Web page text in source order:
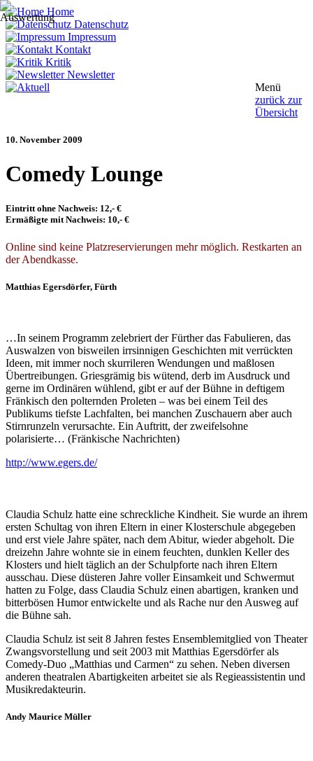
Home
Datenschutz
Impressum
Kontakt
Kritik
Newsletter
Menü
zurück zur
Übersicht
10. November 2009
Comedy Lounge
Eintritt ohne Nachweis: 12,- €
Ermäßigte mit Nachweis: 10,- €
Online sind keine Platzreservierungen mehr möglich. Restkarten an
der Abendkasse.
Matthias Egersdörfer, Fürth
…In seinem Programm zelebriert der Fürther das Fabulieren, das
Auswalzen von bisweilen irrsinnigen Geschichten mit verrückten
Ideen, mit immer noch skurrileren Wendungen und maßlosen
Übertreibungen. Griesgrämig bis wütend, derb im Ausdruck und
gerne im Ordinären wühlend, gibt er auf der Bühne in deftigem
Fränkisch den polternden Proleten – was bei einem Teil des
Publikums tiefste Lachfalten, bei manchen Zuschauern aber auch
Stirnrunzeln verursachte. Ein Auftritt, der zweifelsohne
polarisierte… (Fränkische Nachrichten)
http://www.egers.de/
Claudia Schulz hatte eine schreckliche Kindheit. Sie wurde an ihrem
ersten Schultag von ihren Eltern in einer Klosterschule abgegeben
und erst viele Jahre später, nach dem Abitur, wieder abgeholt. Die
dreizehn Jahre wohnte sie in einem feuchten, dunklen Keller des
Klosters und hielt täglich an der Schulpforte nach ihren Eltern
ausschau. Diese düsteren Jahre voller Einsamkeit und Schwermut
hatten zu Folge, dass Claudia Schulz einen abartigen, kranken und
bitterbösen Humor entwickelte und als Rache nur den Ausweg auf
die Bühne sah.
Claudia Schulz ist seit 8 Jahren festes Ensemblemitglied von Theater
Zwangsvorstellung und seit 2003 mit Matthias Egersdörfer als
Comedy-Duo „Matthias und Carmen“ zu sehen. Neben diversen
anderen theatralen Abartigkeiten arbeitet sie als Regieassistentin und
Musikredakteurin.
Andy Maurice Müller